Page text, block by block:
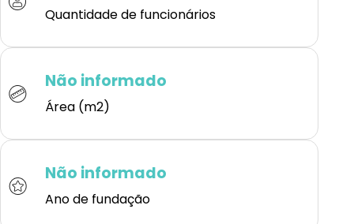
Quantidade de funcionários
Não informado
Área (m2)
Não informado
Ano de fundação